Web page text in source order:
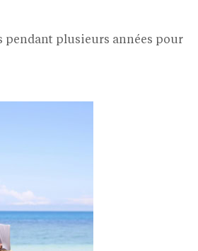
pendant plusieurs années pour